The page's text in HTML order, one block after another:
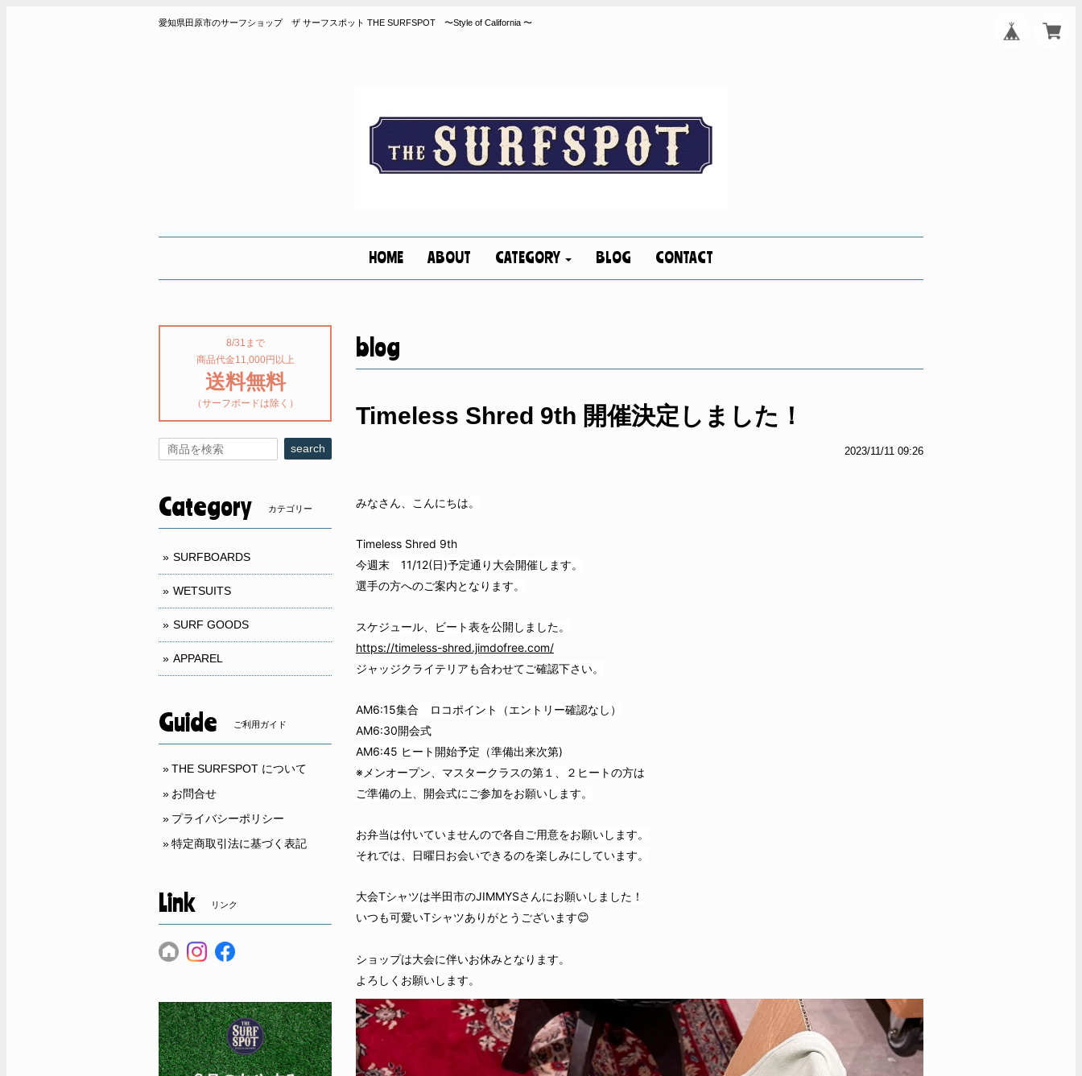
愛知県田原市のサーフショップ ザ サーフスポット THE SURFSPOT 〜Style of California 〜
HOME ABOUT CATEGORY BLOG CONTACT
blog
Timeless Shred 9th 開催決定しました！
2023/11/11 09:26
みなさん、こんにちは。
Timeless Shred 9th
今週末 11/12(日)予定通り大会開催します。
選手の方へのご案内となります。
スケジュール、ビート表を公開しました。
https://timeless-shred.jimdofree.com/
ジャッジクライテリアも合わせてご確認下さい。
AM6:15集合 ロコポイント（エントリー確認なし）
AM6:30開会式
AM6:45 ヒート開始予定（準備出来次第)
※メンオープン、マスタークラスの第１、２ヒートの方は
ご準備の上、開会式にご参加をお願いします。
お弁当は付いていませんので各自ご用意をお願いします。
それでは、日曜日お会いできるのを楽しみにしています。
大会Tシャツは半田市のJIMMYSさんにお願いしました！
いつも可愛いTシャツありがとうございます😊
ショップは大会に伴いお休みとなります。
よろしくお願いします。
8/31まで
商品代金11,000円以上
送料無料
（サーフボードは除く）
search
Category カテゴリー
SURFBOARDS
WETSUITS
SURF GOODS
APPAREL
Guide ご利用ガイド
THE SURFSPOT について
お問合せ
プライバシーポリシー
特定商取引法に基づく表記
Link リンク